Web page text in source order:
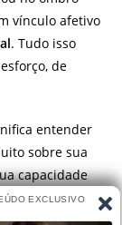
vínculo afetivo
. Tudo isso
de
entender
sobre sua
capacidade